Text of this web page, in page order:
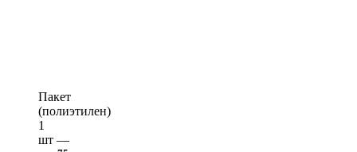
Пакет
(полиэтилен)
1
шт —